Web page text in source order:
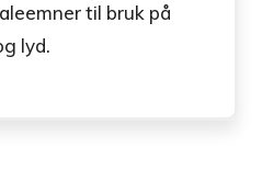
til bruk på
lyd.